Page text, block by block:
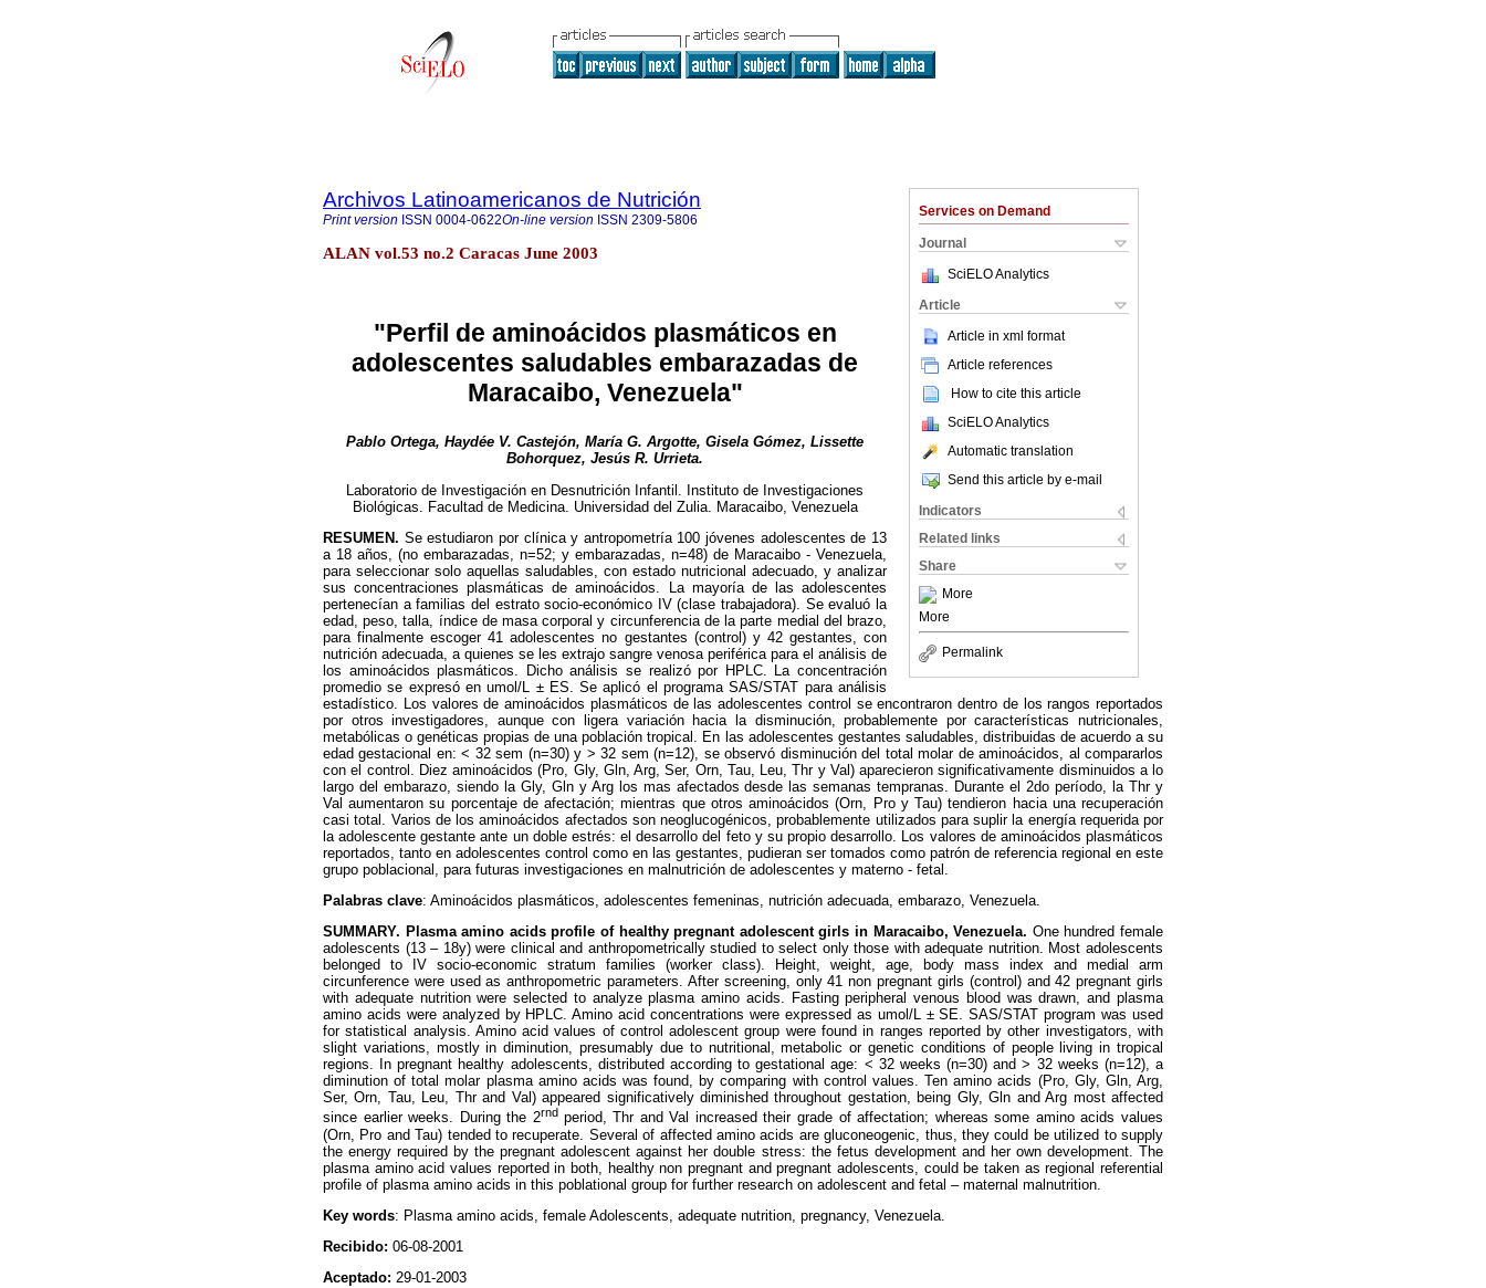
Services on Demand
Journal
SciELO Analytics
Article
Article in xml format
Article references
How to cite this article
SciELO Analytics
Automatic translation
Send this article by e-mail
Indicators
Related links
Share
More
More
Permalink
Archivos Latinoamericanos de Nutrición
Print version ISSN 0004-0622On-line version ISSN 2309-5806
ALAN vol.53 no.2 Caracas June 2003
"Perfil de aminoácidos plasmáticos en
adolescentes saludables embarazadas de
Maracaibo, Venezuela"
Pablo Ortega, Haydée V. Castejón, María G. Argotte, Gisela Gómez, Lissette
Bohorquez, Jesús R. Urrieta.
Laboratorio de Investigación en Desnutrición Infantil. Instituto de Investigaciones
Biológicas. Facultad de Medicina. Universidad del Zulia. Maracaibo, Venezuela
RESUMEN. Se estudiaron por clínica y antropometría 100 jóvenes adolescentes de 13
a 18 años, (no embarazadas, n=52; y embarazadas, n=48) de Maracaibo - Venezuela,
para seleccionar solo aquellas saludables, con estado nutricional adecuado, y analizar
sus concentraciones plasmáticas de aminoácidos. La mayoría de las adolescentes
pertenecían a familias del estrato socio-económico IV (clase trabajadora). Se evaluó la
edad, peso, talla, índice de masa corporal y circunferencia de la parte medial del brazo,
para finalmente escoger 41 adolescentes no gestantes (control) y 42 gestantes, con
nutrición adecuada, a quienes se les extrajo sangre venosa periférica para el análisis de
los aminoácidos plasmáticos. Dicho análisis se realizó por HPLC. La concentración
promedio se expresó en umol/L ± ES. Se aplicó el programa SAS/STAT para análisis
estadístico. Los valores de aminoácidos plasmáticos de las adolescentes control se encontraron dentro de los rangos reportados
por otros investigadores, aunque con ligera variación hacia la disminución, probablemente por características nutricionales,
metabólicas o genéticas propias de una población tropical. En las adolescentes gestantes saludables, distribuidas de acuerdo a su
edad gestacional en: < 32 sem (n=30) y > 32 sem (n=12), se observó disminución del total molar de aminoácidos, al compararlos
con el control. Diez aminoácidos (Pro, Gly, Gln, Arg, Ser, Orn, Tau, Leu, Thr y Val) aparecieron significativamente disminuidos a lo
largo del embarazo, siendo la Gly, Gln y Arg los mas afectados desde las semanas tempranas. Durante el 2do período, la Thr y
Val aumentaron su porcentaje de afectación; mientras que otros aminoácidos (Orn, Pro y Tau) tendieron hacia una recuperación
casi total. Varios de los aminoácidos afectados son neoglucogénicos, probablemente utilizados para suplir la energía requerida por
la adolescente gestante ante un doble estrés: el desarrollo del feto y su propio desarrollo. Los valores de aminoácidos plasmáticos
reportados, tanto en adolescentes control como en las gestantes, pudieran ser tomados como patrón de referencia regional en este
grupo poblacional, para futuras investigaciones en malnutrición de adolescentes y materno - fetal.
Palabras clave: Aminoácidos plasmáticos, adolescentes femeninas, nutrición adecuada, embarazo, Venezuela.
SUMMARY. Plasma amino acids profile of healthy pregnant adolescent girls in Maracaibo, Venezuela. One hundred female
adolescents (13 – 18y) were clinical and anthropometrically studied to select only those with adequate nutrition. Most adolescents
belonged to IV socio-economic stratum families (worker class). Height, weight, age, body mass index and medial arm
circunference were used as anthropometric parameters. After screening, only 41 non pregnant girls (control) and 42 pregnant girls
with adequate nutrition were selected to analyze plasma amino acids. Fasting peripheral venous blood was drawn, and plasma
amino acids were analyzed by HPLC. Amino acid concentrations were expressed as umol/L ± SE. SAS/STAT program was used
for statistical analysis. Amino acid values of control adolescent group were found in ranges reported by other investigators, with
slight variations, mostly in diminution, presumably due to nutritional, metabolic or genetic conditions of people living in tropical
regions. In pregnant healthy adolescents, distributed according to gestational age: < 32 weeks (n=30) and > 32 weeks (n=12), a
diminution of total molar plasma amino acids was found, by comparing with control values. Ten amino acids (Pro, Gly, Gln, Arg,
Ser, Orn, Tau, Leu, Thr and Val) appeared significatively diminished throughout gestation, being Gly, Gln and Arg most affected
since earlier weeks. During the 2rnd period, Thr and Val increased their grade of affectation; whereas some amino acids values
(Orn, Pro and Tau) tended to recuperate. Several of affected amino acids are gluconeogenic, thus, they could be utilized to supply
the energy required by the pregnant adolescent against her double stress: the fetus development and her own development. The
plasma amino acid values reported in both, healthy non pregnant and pregnant adolescents, could be taken as regional referential
profile of plasma amino acids in this poblational group for further research on adolescent and fetal – maternal malnutrition.
Key words: Plasma amino acids, female Adolescents, adequate nutrition, pregnancy, Venezuela.
Recibido: 06-08-2001
Aceptado: 29-01-2003